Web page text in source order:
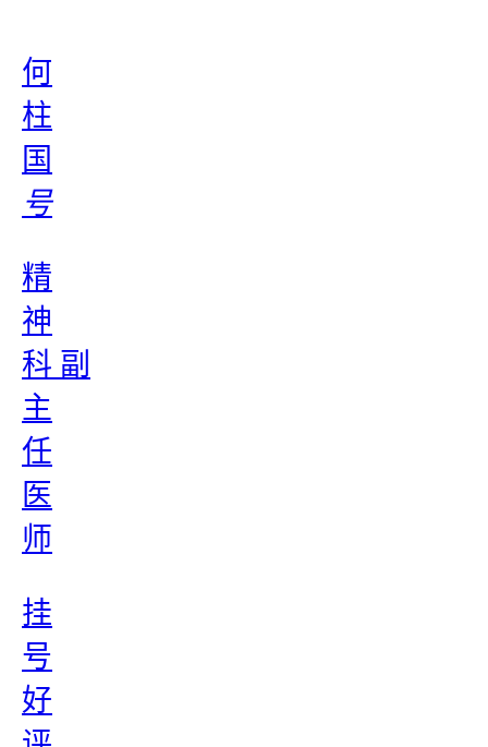
何
柱
国
号
精
神
科 副
主
任
医
师
挂
号
好